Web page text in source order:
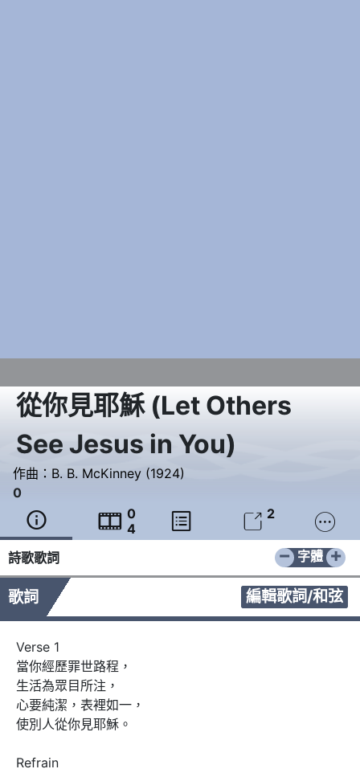
從你見耶穌(Let Others
See Jesus in You)
作曲： B. B. McKinney (1924)
0
  0
4
  2 
詩歌歌詞 − +
字體
歌詞 編輯歌詞/和弦
Verse 1
當你經歷罪世路程，
生活為眾目所注，
心要純潔，表裡如一，
使別人從你見耶穌。
Refrain